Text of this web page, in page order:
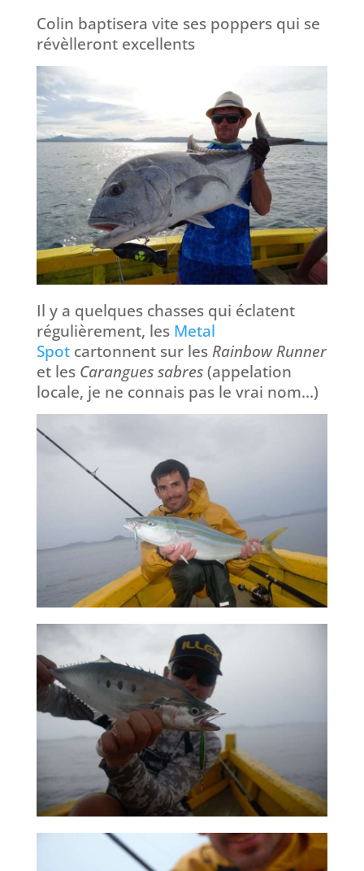
Colin baptisera vite ses poppers qui se
révèlleront excellents
Il y a quelques chasses qui éclatent
régulièrement, les Metal
Spotcartonnent sur les Rainbow Runner
et les Carangues sabres(appelation
locale, je ne connais pas le vrai nom…)